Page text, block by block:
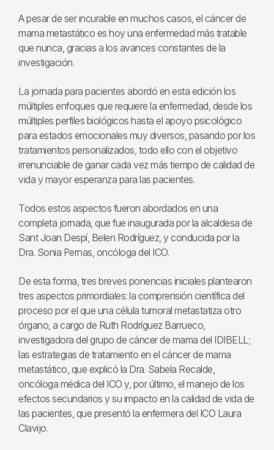
A pesar de ser incurable en muchos casos, el cáncer de
mama metastático es hoy una enfermedad más tratable
que nunca, gracias a los avances constantes de la
investigación.
La jornada para pacientes abordó en esta edición los
múltiples enfoques que requiere la enfermedad, desde los
múltiples perfiles biológicos hasta el apoyo psicológico
para estados emocionales muy diversos, pasando por los
tratamientos personalizados, todo ello con el objetivo
irrenunciable de ganar cada vez más tiempo de calidad de
vida y mayor esperanza para las pacientes.
Todos estos aspectos fueron abordados en una
completa jornada, que fue inaugurada por la alcaldesa de
Sant Joan Despí, Belen Rodríguez, y conducida por la
Dra. Sonia Pernas, oncóloga del ICO.
De esta forma, tres breves ponencias iniciales plantearon
tres aspectos primordiales: la comprensión científica del
proceso por el que una célula tumoral metastatiza otro
órgano, a cargo de Ruth Rodríguez Barrueco,
investigadora del grupo de cáncer de mama del IDIBELL;
las estrategias de tratamiento en el cáncer de mama
metastático, que explicó la Dra. Sabela Recalde,
oncóloga médica del ICO y, por último, el manejo de los
efectos secundarios y su impacto en la calidad de vida de
las pacientes, que presentó la enfermera del ICO Laura
Clavijo.